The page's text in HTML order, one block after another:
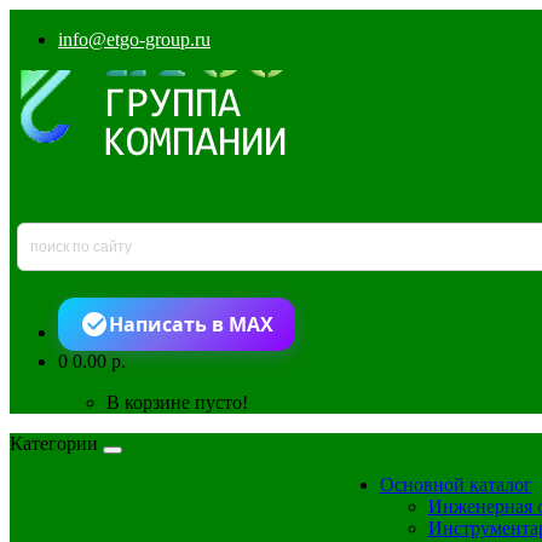
info@etgo-group.ru
Написать в MAX
00.00 р.
В корзине пусто!
Категории
Основной каталог
Инженерная